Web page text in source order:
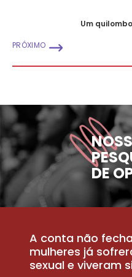
Um
PRÓXIMO
DE
A conta não
mulheres já
sexual e viveram